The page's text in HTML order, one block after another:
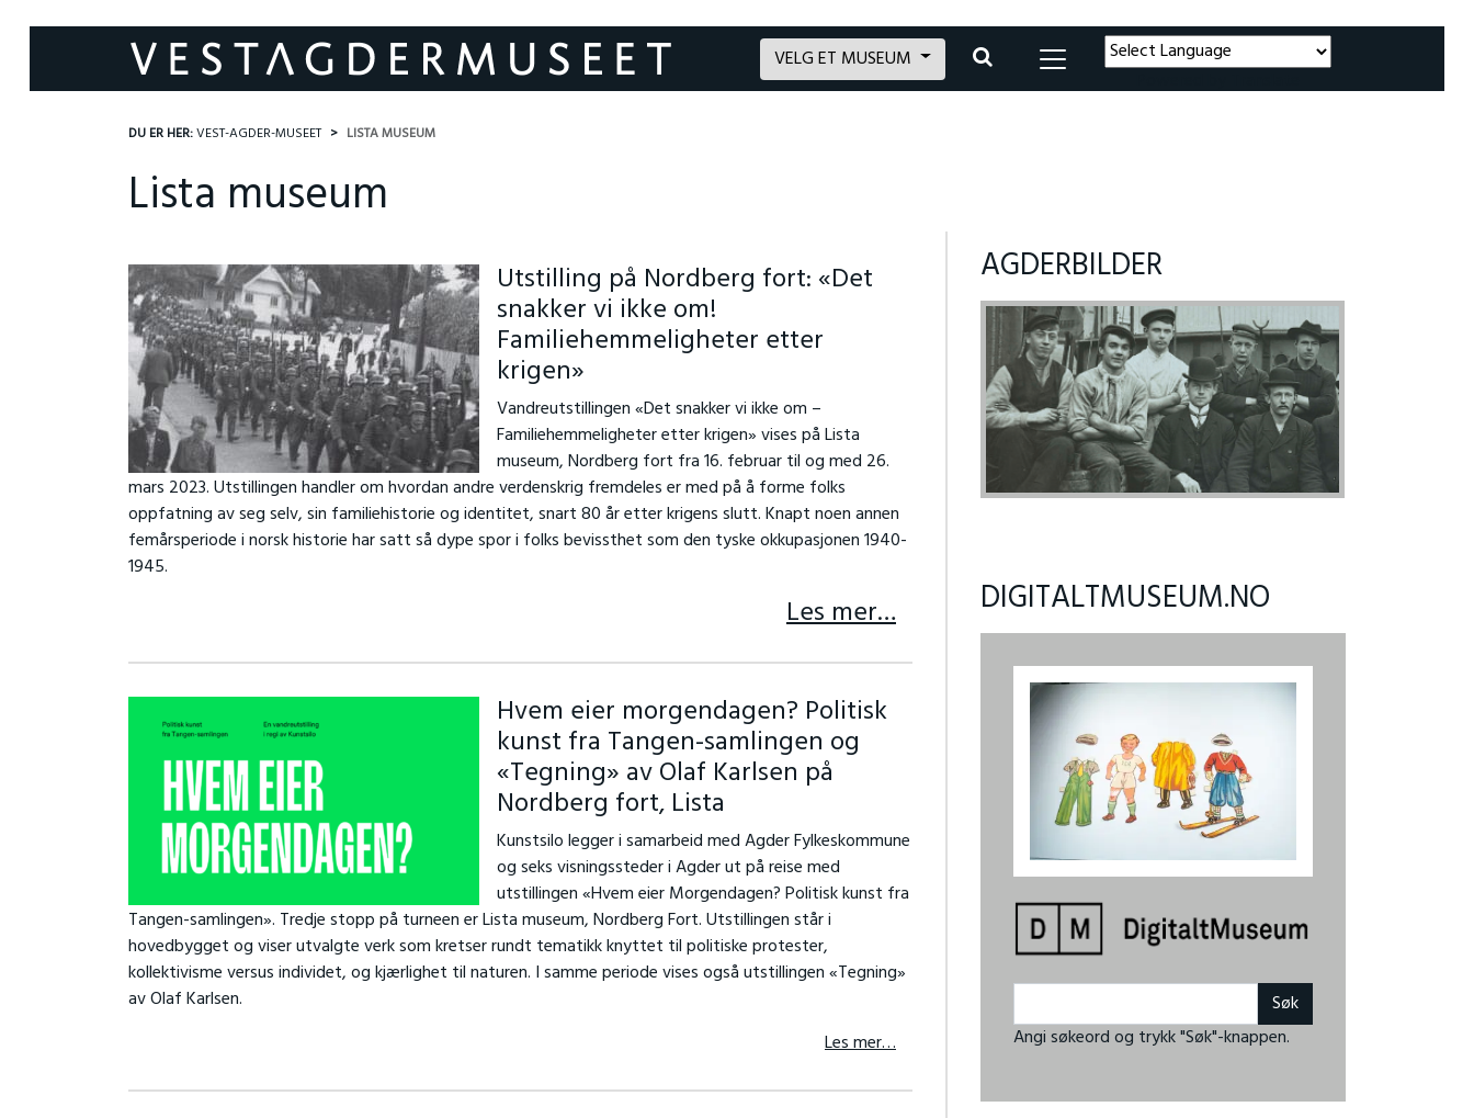
VELG ET MUSEUM
DU ER HER:VEST-AGDER-MUSEET LISTA MUSEUM
Lista museum
Utstilling på Nordberg fort: «Det
snakker vi ikke om!
Familiehemmeligheter etter
krigen»
Vandreutstillingen «Det snakker vi ikke om –
Familiehemmeligheter etter krigen» vises på Lista
museum, Nordberg fort fra 16. februar til og med 26.
mars 2023. Utstillingen handler om hvordan andre verdenskrig fremdeles er med på å forme folks
oppfatning av seg selv, sin familiehistorie og identitet, snart 80 år etter krigens slutt. Knapt noen annen
femårsperiode i norsk historie har satt så dype spor i folks bevissthet som den tyske okkupasjonen 1940-
1945.
Les mer…
Hvem eier morgendagen? Politisk
kunst fra Tangen-samlingen og
«Tegning» av Olaf Karlsen på
Nordberg fort, Lista
Kunstsilo legger i samarbeid med Agder Fylkeskommune
og seks visningssteder i Agder ut på reise med
utstillingen «Hvem eier Morgendagen? Politisk kunst fra
Tangen-samlingen». Tredje stopp på turneen er Lista museum, Nordberg Fort. Utstillingen står i
hovedbygget og viser utvalgte verk som kretser rundt tematikk knyttet til politiske protester,
kollektivisme versus individet, og kjærlighet til naturen. I samme periode vises også utstillingen «Tegning»
av Olaf Karlsen.
Les mer…
AGDERBILDER
DIGITALTMUSEUM.NO
Angi søkeord og trykk "Søk"-knappen.